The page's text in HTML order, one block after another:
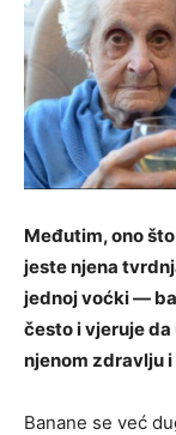
Međutim, ono
jeste njena
jednoj voćki —
često i vjeruje da
njenom zdravlju
Banane se već